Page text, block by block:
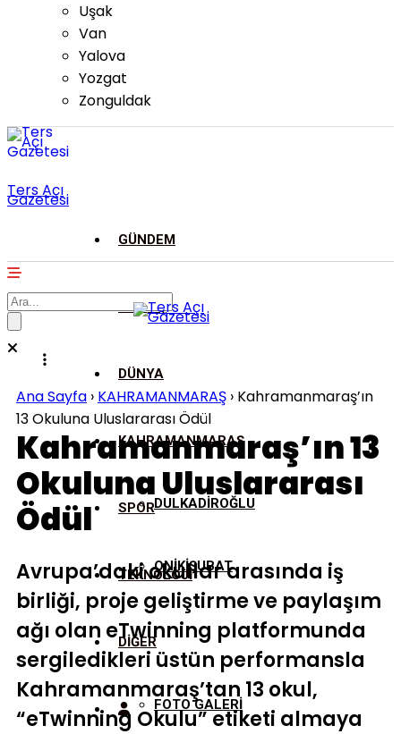
Uşak
Van
Yalova
Yozgat
Zonguldak
Ters Açı
Gazetesi
GÜNDEM
ASAYİŞ
DÜNYA
KAHRAMANMARAŞ
DULKADİROĞLU
ONİKİŞUBAT
SPOR
TEKNOLOJİ
DİĞER
FOTO GALERİ
Ana Sayfa › KAHRAMANMARAŞ › Kahramanmaraş’ın
13 Okuluna Uluslararası Ödül
Kahramanmaraş’ın 13
Okuluna Uluslararası
Ödül
Avrupa’daki okullar arasında iş
birliği, proje geliştirme ve paylaşım
ağı olan eTwinning platformunda
sergiledikleri üstün performansla
Kahramanmaraş’tan 13 okul,
“eTwinning Okulu” etiketi almaya